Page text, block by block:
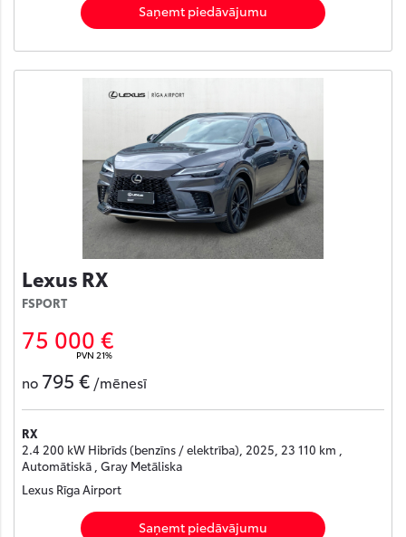
Saņemt piedāvājumu
Lexus RX
FSPORT
75 000 €
PVN 21%
no 795 € /mēnesī
RX
2.4 200 kW Hibrīds (benzīns / elektrība), 2025, 23 110 km ,
Automātiskā , Gray Metāliska
Lexus Rīga Airport
Saņemt piedāvājumu